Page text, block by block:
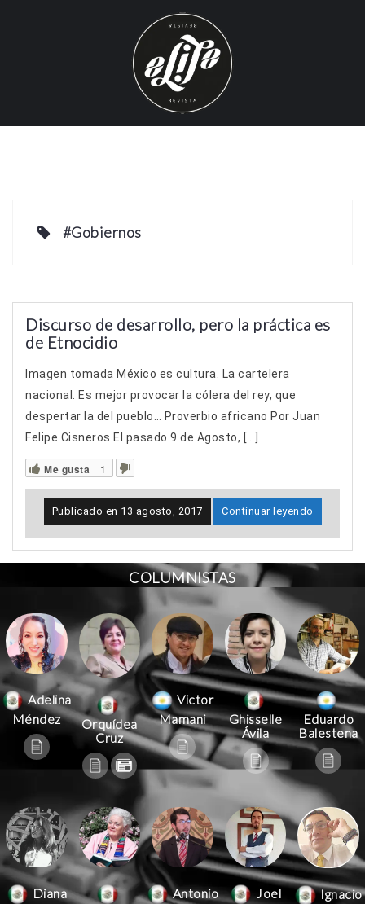
#Gobiernos
Discurso de desarrollo, pero la práctica es
de Etnocidio
Imagen tomada México es cultura. La cartelera
nacional. Es mejor provocar la cólera del rey, que
despertar la del pueblo… Proverbio africano Por Juan
Felipe Cisneros El pasado 9 de Agosto, […]
Me gusta 1
Publicado en 13 agosto, 2017 Continuar leyendo
COLUMNISTAS
Adelina
Méndez
Orquídea
Cruz
Victor
Mamani
Ghisselle
Ávila
Eduardo
Balestena
Diana
Antonio
Joel
Ignacio